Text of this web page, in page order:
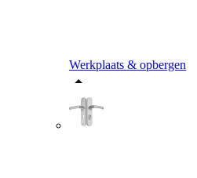
Werkplaats & opbergen